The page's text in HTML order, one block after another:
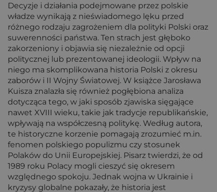
Decyzje i działania podejmowane przez polskie
władze wynikają z nieświadomego lęku przed
różnego rodzaju zagrożeniem dla polityki Polski oraz
suwerenności państwa. Ten strach jest głęboko
zakorzeniony i objawia się niezależnie od opcji
politycznej lub prezentowanej ideologii. Wpływ na
niego ma skomplikowana historia Polski z okresu
zaborów i II Wojny Światowej. W książce Jarosława
Kuisza znalazła się również pogłębiona analiza
dotycząca tego, w jaki sposób zjawiska sięgające
nawet XVIII wieku, takie jak tradycje republikańskie,
wpływają na współczesną politykę. Według autora,
te historyczne korzenie pomagają zrozumieć m.in.
fenomen polskiego populizmu czy stosunek
Polaków do Unii Europejskiej. Pisarz twierdzi, że od
1989 roku Polacy mogli cieszyć się okresem
względnego spokoju. Jednak wojna w Ukrainie i
kryzysy globalne pokazały, że historia jest